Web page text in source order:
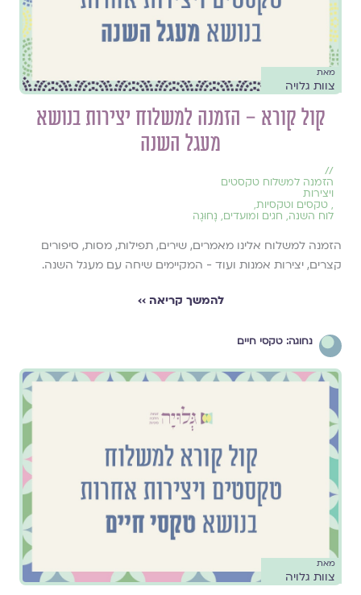
מאת
צוות גלויה
קול קורא – הזמנה למשלוח יצירות בנושא
מעגל השנה
//
הזמנה למשלוח טקסטים
ויצירות
, טקסים וטקסיות,
לוח השנה, חגים ומועדים, נָחוּגָה
הזמנה למשלוח אלינו מאמרים, שירים, תפילות, מסות, סיפורים
קצרים, יצירות אמנות ועוד - המקיימים שיחה עם מעגל השנה.
להמשך קריאה ››
נחוגה: טקסי חיים
מאת
צוות גלויה